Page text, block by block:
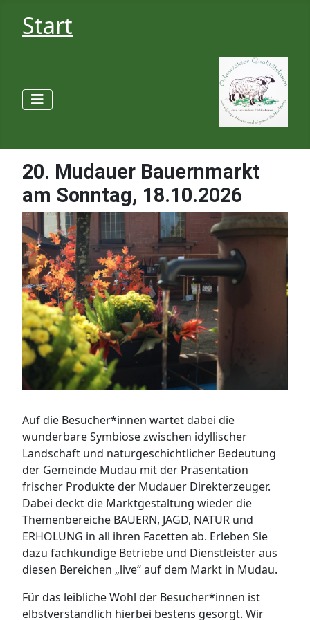
Start
20. Mudauer Bauernmarkt
am Sonntag, 18.10.2026
Auf die Besucher*innen wartet dabei die
wunderbare Symbiose zwischen idyllischer
Landschaft und naturgeschichtlicher Bedeutung
der Gemeinde Mudau mit der Präsentation
frischer Produkte der Mudauer Direkterzeuger.
Dabei deckt die Marktgestaltung wieder die
Themenbereiche BAUERN, JAGD, NATUR und
ERHOLUNG in all ihren Facetten ab. Erleben Sie
dazu fachkundige Betriebe und Dienstleister aus
diesen Bereichen „live“ auf dem Markt in Mudau.
Für das leibliche Wohl der Besucher*innen ist
elbstverständlich hierbei bestens gesorgt. Wir